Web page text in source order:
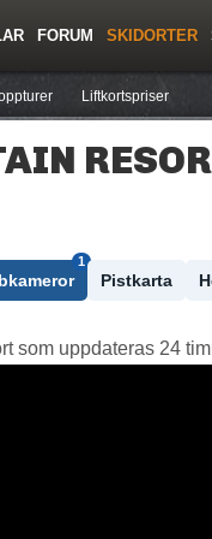
FORUM SKIDORTER
Liftkortspriser
1
Pistkarta
som uppdateras 24